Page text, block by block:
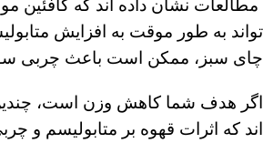
مطالعات نشان داده اند که کافئین
تواند به طور موقت به افزایش
چای سبز، ممکن است باعث چربی
اگر هدف شما کاهش وزن است،
اند که اثرات قهوه بر متابولیسم و